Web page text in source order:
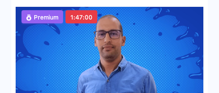
Premium 1:47:00